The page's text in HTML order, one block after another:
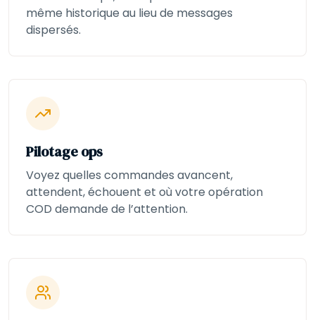
même historique au lieu de messages
dispersés.
Pilotage ops
Voyez quelles commandes avancent,
attendent, échouent et où votre opération
COD demande de l’attention.